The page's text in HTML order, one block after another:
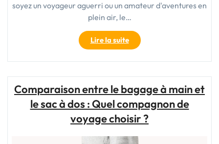
soyez un voyageur aguerri ou un amateur d'aventures en
plein air, le…
Lire la suite"Découvrez
le
Sac
à
Roulettes
Écodiver
55
cm
Comparaison entre le bagage à main et
le sac à dos : Quel compagnon de
voyage choisir ?